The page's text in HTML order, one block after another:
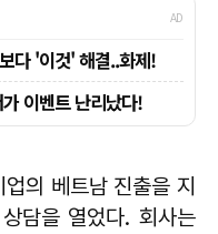
의 베트남 진출을 지
담을 열었다. 회사는